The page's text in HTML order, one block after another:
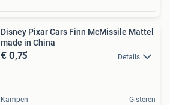
Disney Pixar Cars Finn McMissile Mattel
made in China
€ 0,75 Details
Kampen Gisteren